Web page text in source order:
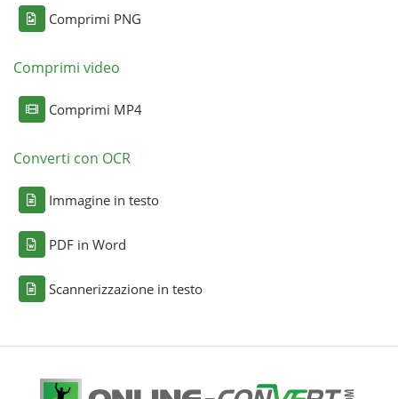
Comprimi PNG
Comprimi video
Comprimi MP4
Converti con OCR
Immagine in testo
PDF in Word
Scannerizzazione in testo